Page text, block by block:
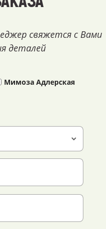
свяжется с Вами
деталей
Мимоза Адлерская